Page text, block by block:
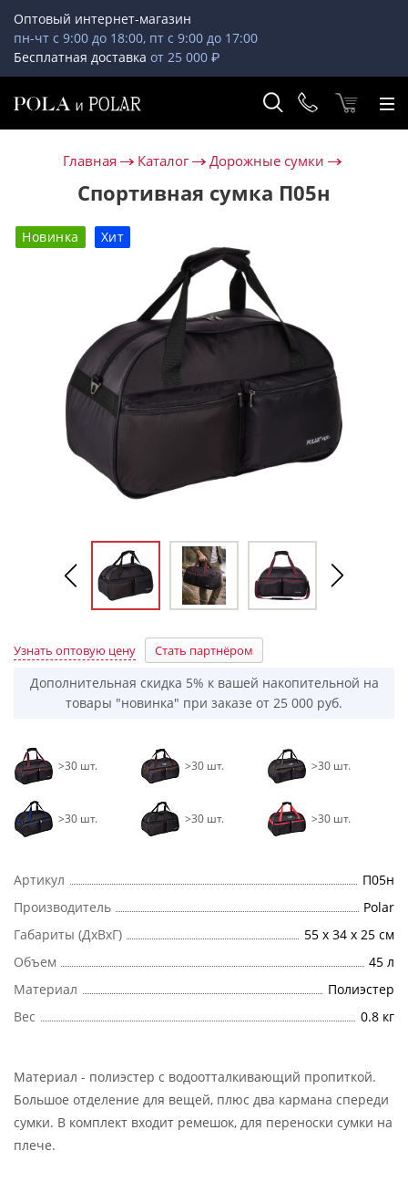
Оптовый интернет-магазин
пн-чт с 9:00 до 18:00, пт с 9:00 до 17:00
Бесплатная доставка от 25 000 ₽
Главная Каталог Дорожные сумки
Спортивная сумка П05н
Новинка Хит
Узнать оптовую цену Стать партнёром
Дополнительная скидка 5% к вашей накопительной на
товары "новинка" при заказе от 25 000 руб.
>30 шт. >30 шт. >30 шт.
>30 шт. >30 шт. >30 шт.
Артикул
П05н
Производитель
Polar
Габариты (ДхВхГ)
55 х 34 х 25 см
Объем
45 л
Материал
Полиэстер
Вес
0.8 кг
Материал - полиэстер с водоотталкивающий пропиткой.
Большое отделение для вещей, плюс два кармана спереди
сумки. В комплект входит ремешок, для переноски сумки на
плече.